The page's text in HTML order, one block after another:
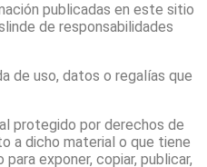
publicadas en este sitio
de responsabilidades
de uso, datos o regalías que
protegido por derechos de
a dicho material o que tiene
exponer, copiar, publicar,